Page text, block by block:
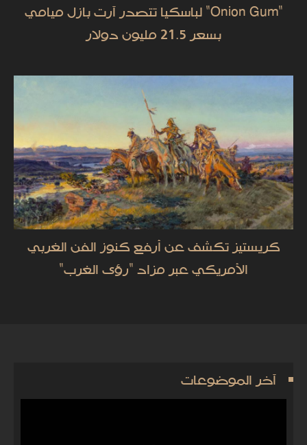
"Onion Gum" لباسكيا تتصدر آرت بازل ميامي
بسعر 21.5 مليون دولار
كريستيز تكشف عن أرفع كنوز الفن الغربي
الأمريكي عبر مزاد "رؤى الغرب"
آخر الموضوعات